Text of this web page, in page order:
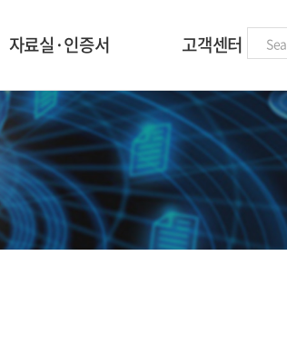
자료실·인증서
자료실
인증서
고객센터
자주하는 질문
공지사항